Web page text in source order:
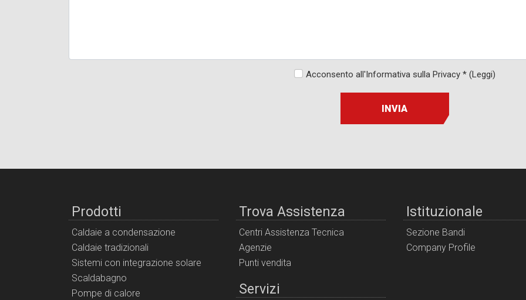
Acconsento all'Informativa sulla Privacy * (Leggi)
INVIA
Prodotti
Caldaie a condensazione
Caldaie tradizionali
Sistemi con integrazione solare
Scaldabagno
Pompe di calore
Trova Assistenza
Centri Assistenza Tecnica
Agenzie
Punti vendita
Servizi
Istituzionale
Sezione Bandi
Company Profile